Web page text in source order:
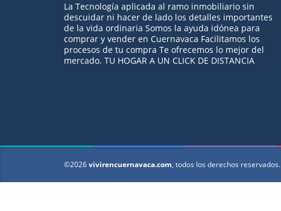
La Tecnología aplicada al ramo inmobiliario sin
descuidar ni hacer de lado los detalles importantes
de la vida ordinaria Somos la ayuda idónea para
comprar y vender en Cuernavaca Facilitamos los
procesos de tu compra Te ofrecemos lo mejor del
mercado. TU HOGAR A UN CLICK DE DISTANCIA
©2026vivirencuernavaca.com, todos los derechos reservados.